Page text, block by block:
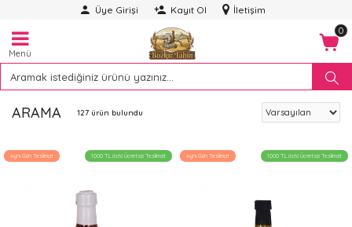
Üye Girişi Kayıt Ol İletişim
Menü
0
ARAMA 127 ürün bulundu
Aynı Gün Teslimat 1000 TL üstü Ücretsiz Teslimat Aynı Gün Teslimat 1000 TL üstü Ücretsiz Teslimat